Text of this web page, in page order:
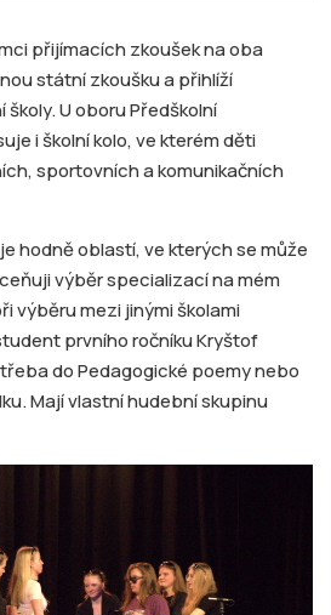
přijímacích zkoušek na oba
státní zkoušku a přihlíží
školy. U oboru Předškolní
i školní kolo, ve kterém děti
sportovních a komunikačních
hodně oblastí, ve kterých se může
výběr specializací na mém
výběru mezi jinými školami
prvního ročníku Kryštof
do Pedagogické poemy nebo
Mají vlastní hudební skupinu